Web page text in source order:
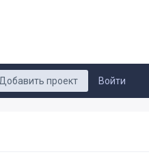
Войти
проект